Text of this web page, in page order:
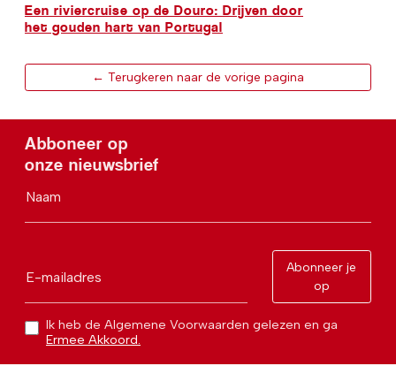
Een riviercruise op de Douro: Drijven door
het gouden hart van Portugal
← Terugkeren naar de vorige pagina
Abboneer op
onze nieuwsbrief
Naam
E-mailadres
Abonneer je
op
Ik heb de Algemene Voorwaarden gelezen en ga
Ermee Akkoord.